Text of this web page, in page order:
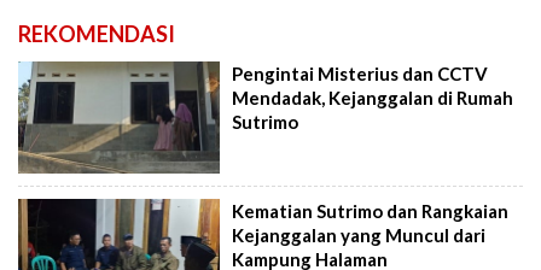
REKOMENDASI
Pengintai Misterius dan CCTV
Mendadak, Kejanggalan di Rumah
Sutrimo
Kematian Sutrimo dan Rangkaian
Kejanggalan yang Muncul dari
Kampung Halaman